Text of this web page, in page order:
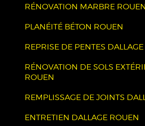
RÉNOVATION MARBRE ROUEN
PLANÉITÉ BÉTON ROUEN
REPRISE DE PENTES
RÉNOVATION DE SOLS
ROUEN
REMPLISSAGE DE JOINTS
ENTRETIEN DALLAGE ROUEN